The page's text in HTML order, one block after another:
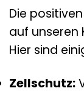
Die
auf unseren
Hier sind
Zellschutz: